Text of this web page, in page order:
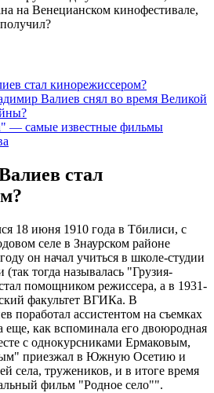
на Венецианском кинофестивале,
стал кинорежиссером?
Валиев снял во время Великой
— самые известные фильмы
стал
18 июня 1910 года в Тбилиси, с
селе в Знаурском районе
он начал учиться в школе-студии
тогда называлась "Грузия-
помощником режиссера, а в 1931-
факультет ВГИКа. В
поработал ассистентом на съемках
еще, как вспоминала его двоюродная
с однокурсниками Ермаковым,
приезжал в Южную Осетию и
села, тружеников, и в итоге время
фильм "Родное село"".